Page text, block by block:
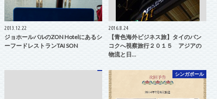
2013.12.22
ジョホールバルのZON Hotelにあるシ
ーフードレストランTAI SON
2016.8.24
【青色海外ビジネス旅】タイのバン
コクへ視察旅行２０１５ アジアの
物流と日…
シンガポール